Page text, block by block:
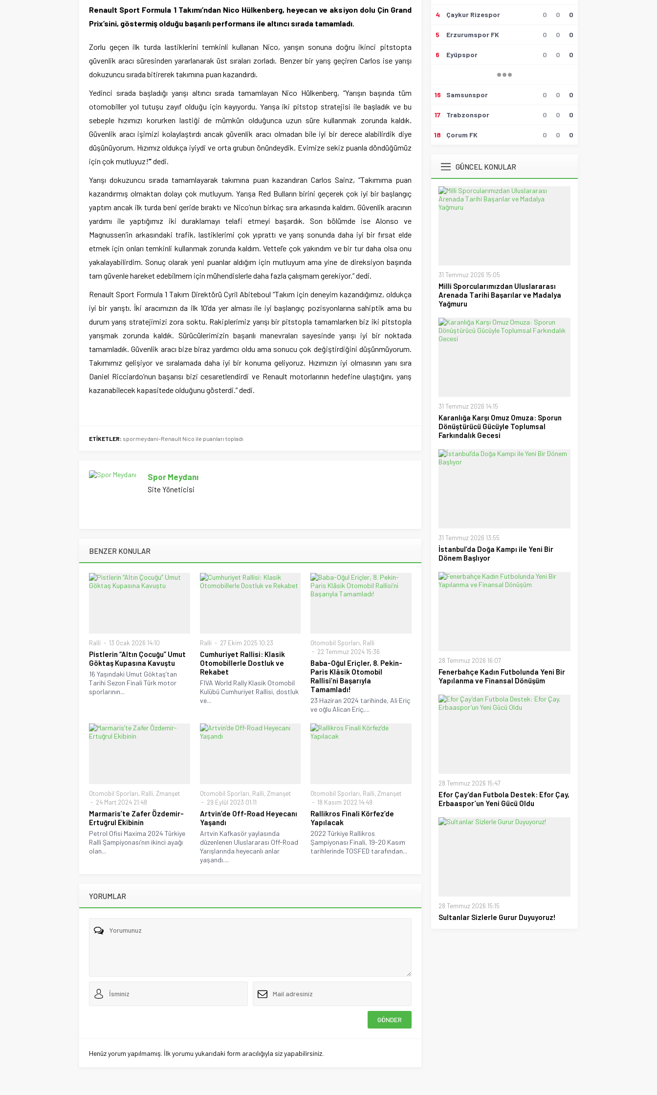
Renault Sport Formula 1 Takımı’ndan Nico Hülkenberg, heyecan ve aksiyon dolu Çin Grand
Prix’sini, göstermiş olduğu başarılı performans ile altıncı sırada tamamladı.
Zorlu geçen ilk turda lastiklerini temkinli kullanan Nico, yarışın sonuna doğru ikinci pitstopta
güvenlik aracı süresinden yararlanarak üst sıraları zorladı. Benzer bir yarış geçiren Carlos ise yarışı
dokuzuncu sırada bitirerek takımına puan kazandırdı.
Yedinci sırada başladığı yarışı altıncı sırada tamamlayan Nico Hülkenberg, “Yarışın başında tüm
otomobiller yol tutuşu zayıf olduğu için kayıyordu. Yarışa iki pitstop stratejisi ile başladık ve bu
sebeple hızımızı korurken lastiği de mümkün olduğunca uzun süre kullanmak zorunda kaldık.
Güvenlik aracı işimizi kolaylaştırdı ancak güvenlik aracı olmadan bile iyi bir derece alabilirdik diye
düşünüyorum. Hızımız oldukça iyiydi ve orta grubun önündeydik. Evimize sekiz puanla döndüğümüz
için çok mutluyuz!”dedi.
Yarışı dokuzuncu sırada tamamlayarak takımına puan kazandıran Carlos Sainz, “Takımıma puan
kazandırmış olmaktan dolayı çok mutluyum. Yarışa Red Bulların birini geçerek çok iyi bir başlangıç
yaptım ancak ilk turda beni geride bıraktı ve Nico’nun birkaç sıra arkasında kaldım. Güvenlik aracının
yardımı ile yaptığımız iki duraklamayı telafi etmeyi başardık. Son bölümde ise Alonso ve
Magnussen’in arkasındaki trafik, lastiklerimi çok yıprattı ve yarış sonunda daha iyi bir fırsat elde
etmek için onları temkinli kullanmak zorunda kaldım. Vettel’e çok yakındım ve bir tur daha olsa onu
yakalayabilirdim. Sonuç olarak yeni puanlar aldığım için mutluyum ama yine de direksiyon başında
tam güvenle hareket edebilmem için mühendislerle daha fazla çalışmam gerekiyor.” dedi.
Renault Sport Formula 1 Takım Direktörü Cyril Abiteboul “Takım için deneyim kazandığımız, oldukça
iyi bir yarıştı. İki aracımızın da ilk 10’da yer alması ile iyi başlangıç pozisyonlarına sahiptik ama bu
durum yarış stratejimizi zora soktu. Rakiplerimiz yarışı bir pitstopla tamamlarken biz iki pitstopla
yarışmak zorunda kaldık. Sürücülerimizin başarılı manevraları sayesinde yarışı iyi bir noktada
tamamladık. Güvenlik aracı bize biraz yardımcı oldu ama sonucu çok değiştirdiğini düşünmüyorum.
Takımımız gelişiyor ve sıralamada daha iyi bir konuma geliyoruz. Hızımızın iyi olmasının yanı sıra
Daniel Ricciardo’nun başarısı bizi cesaretlendirdi ve Renault motorlarının hedefine ulaştığını, yarış
kazanabilecek kapasitede olduğunu gösterdi.” dedi.
ETİKETLER: spormeydani-Renault Nico ile puanları topladı
Spor Meydanı
Site Yöneticisi
BENZER KONULAR
Ralli 13 Ocak 2026 14:10
Pistlerin “Altın Çocuğu” Umut
Göktaş Kupasına Kavuştu
16 Yaşındaki Umut Göktaş’tan
Tarihi Sezon Finali Türk motor
sporlarının...
Ralli 27 Ekim 2025 10:23
Cumhuriyet Rallisi: Klasik
Otomobillerle Dostluk ve
Rekabet
FIVA World Rally Klasik Otomobil
Kulübü Cumhuriyet Rallisi, dostluk
ve...
Otomobil Sporları, Ralli
22 Temmuz 2024 15:36
Baba-Oğul Eriçler, 8. Pekin-
Paris Klâsik Otomobil
Rallisi’ni Başarıyla
Tamamladı!
23 Haziran 2024 tarihinde, Ali Eriç
ve oğlu Alican Eriç,...
Otomobil Sporları, Ralli, Zmanşet
24 Mart 2024 21:48
Marmaris’te Zafer Özdemir-
Ertuğrul Ekibinin
Petrol Ofisi Maxima 2024 Türkiye
Ralli Şampiyonası’nın ikinci ayağı
olan...
Otomobil Sporları, Ralli, Zmanşet
29 Eylül 2023 01:11
Artvin’de Off-Road Heyecanı
Yaşandı
Artvin Kafkasör yaylasında
düzenlenen Uluslararası Off-Road
Yarışlarında heyecanlı anlar
yaşandı....
Otomobil Sporları, Ralli,Zmanşet
18 Kasım 2022 14:49
Rallikros Finali Körfez’de
Yapılacak
2022 Türkiye Rallikros
Şampiyonası Finali, 19-20 Kasım
tarihlerinde TOSFED tarafından...
YORUMLAR
Henüz yorum yapılmamış. İlk yorumu yukarıdaki form aracılığıyla siz yapabilirsiniz.
Hüseyin Tokmak
17 Mayıs 2026 23:00
Yönetecek Hakemler Belli
UEFA Son 16 Turu’nda
Selçuk Tuna
Atatürk’ün Kızları
28 Temmuz 2026 12:40
Spor Meydanı
28 Temmuz 2026 15:15
Ufuk Ağca
4 Çaykur Rizespor 0 0 0
5 Erzurumspor FK 0 0 0
6 Eyüpspor 0 0 0
16 Samsunspor 0 0 0
17 Trabzonspor 0 0 0
18 Çorum FK 0 0 0
GÜNCEL KONULAR
31 Temmuz 2026 15:05
Milli Sporcularımızdan Uluslararası
Arenada Tarihi Başarılar ve Madalya
Yağmuru
31 Temmuz 2026 14:15
Karanlığa Karşı Omuz Omuza: Sporun
Dönüştürücü Gücüyle Toplumsal
Farkındalık Gecesi
31 Temmuz 2026 13:55
İstanbul’da Doğa Kampı ile Yeni Bir
Dönem Başlıyor
28 Temmuz 2026 16:07
Fenerbahçe Kadın Futbolunda Yeni Bir
Yapılanma ve Finansal Dönüşüm
28 Temmuz 2026 15:47
Efor Çay’dan Futbola Destek: Efor Çay,
Erbaaspor’un Yeni Gücü Oldu
28 Temmuz 2026 15:15
Sultanlar Sizlerle Gurur Duyuyoruz!